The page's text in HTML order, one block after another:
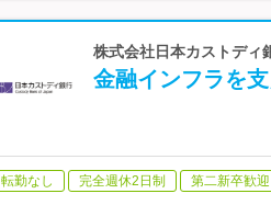
株式会社日本カストディ
金融インフラを
転勤なし 完全週休2日制 第二新卒歓迎